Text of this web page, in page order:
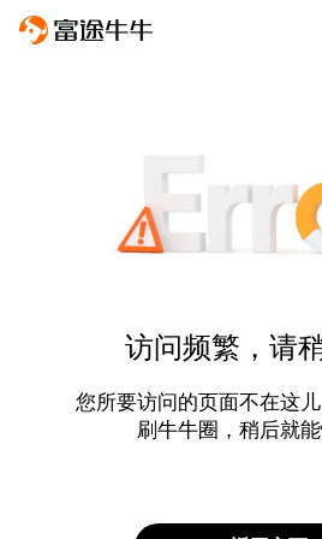
访问频繁，请
您所要访问的页面不在这
刷牛牛圈，稍后就